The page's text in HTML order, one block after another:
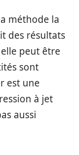
méthode la
des résultats
peut être
sont
est une
à jet
aussi